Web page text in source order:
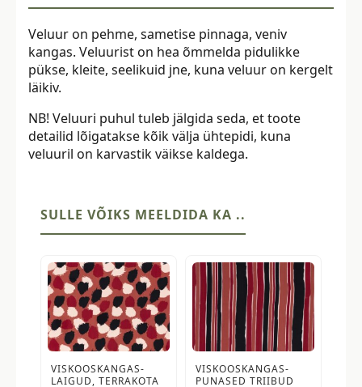
Veluur on pehme, sametise pinnaga, veniv
kangas. Veluurist on hea õmmelda pidulikke
pükse, kleite, seelikuid jne, kuna veluur on kergelt
läikiv.
NB! Veluuri puhul tuleb jälgida seda, et toote
detailid lõigatakse kõik välja ühtepidi, kuna
veluuril on karvastik väikse kaldega.
SULLE VÕIKS MEELDIDA KA ..
VISKOOSKANGAS-
LAIGUD, TERRAKOTA
VISKOOSKANGAS-
PUNASED TRIIBUD